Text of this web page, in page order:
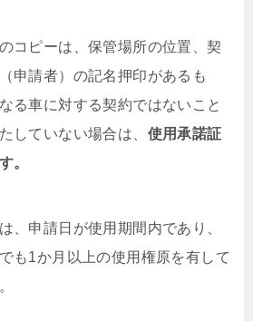
コピーは、保管場所の位置、契
申請者）の記名押印があるも
る車に対する契約ではないこと
していない場合は、 使用承諾証
。
、申請日が使用期間内であり、
も1か月以上の使用権原を有して